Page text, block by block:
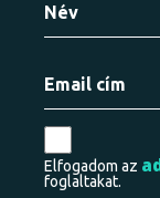
Elfogadom az
foglaltakat.